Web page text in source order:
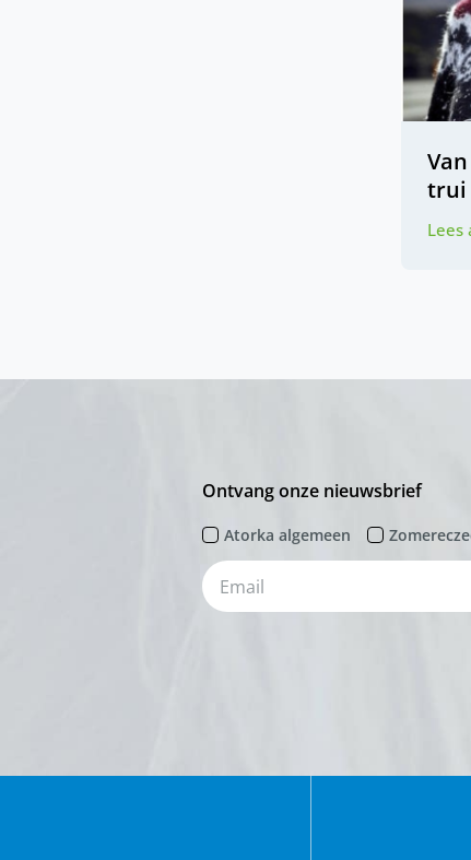
trui
Lees
Ontvang onze nieuwsbrief
Atorka algemeen